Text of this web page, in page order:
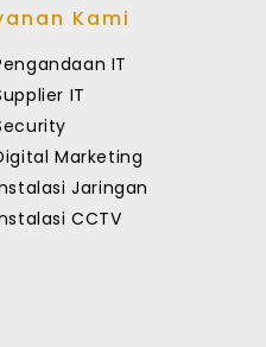
Kami
IT
IT
Marketing
Jaringan
CCTV